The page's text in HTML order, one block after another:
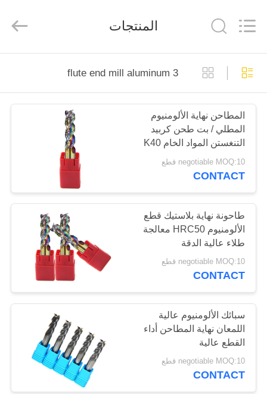
الصفحة
الرئيسية
منتجات
معلومات
جولة
المعمل
مراقبة
الجودة
اتصل
Tools
Manufacturing
Co.,Ltd.
Reserved.
المنتجات
3 flute end mill aluminum
المطاحن نهاية الألومنيوم
المطلي / بت طحن كربيد
التنغستن المواد الخام K40
WF25
negotiable MOQ:10 قطع
CONTACT
طاحونة نهاية بلاستيك قطع
الألومنيوم HRC50 معالجة
طلاء عالية الدقة
negotiable MOQ:10 قطع
CONTACT
سبائك الألومنيوم عالية
اللمعان نهاية المطاحن أداء
القطع عالية
negotiable MOQ:10 قطع
CONTACT